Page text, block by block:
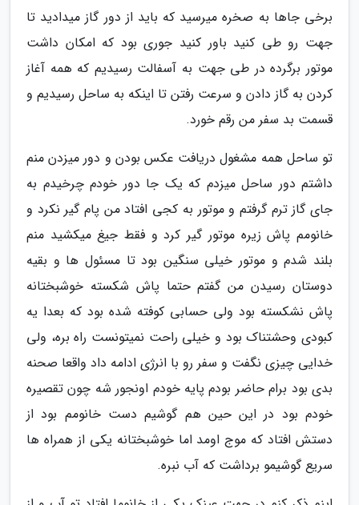
برخی جاها به صخره میرسید که باید از دور گاز میدادید تا
جهت رو طی کنید باور کنید جوری بود که امکان داشت
موتور برگرده در طی جهت به آسفالت رسیدیم که همه آغاز
کردن به گاز دادن و سرعت رفتن تا اینکه به ساحل رسیدیم و
قسمت بد سفر من رقم خورد.
تو ساحل همه مشغول دریافت عکس بودن و دور میزدن منم
داشتم دور ساحل میزدم که یک جا دور خودم چرخیدم به
جای گاز ترم گرفتم و موتور به کجی افتاد من پام گیر نکرد و
خانومم پاش زیره موتور گیر کرد و فقط جیغ میکشید منم
بلند شدم و موتور خیلی سنگین بود تا مسئول ها و بقیه
دوستان رسیدن من گفتم حتما پاش شکسته خوشبختانه
پاش نشکسته بود ولی حسابی کوفته شده بود که بعدا یه
کبودی وحشتناک بود و خیلی راحت نمیتونست راه بره، ولی
خدایی چیزی نگفت و سفر رو با انرژی ادامه داد واقعا صحنه
بدی بود برام حاضر بودم پایه خودم اونجور شه چون تقصیره
خودم بود در این حین هم گوشیم دست خانومم بود از
دستش افتاد که موج اومد اما خوشبختانه یکی از همراه ها
سریع گوشیمو برداشت که آب نبره.